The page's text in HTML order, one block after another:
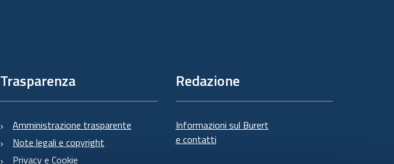
Trasparenza
Amministrazione trasparente
Note legali e copyright
Privacy e Cookie
Redazione
Informazioni sul Burert
e contatti